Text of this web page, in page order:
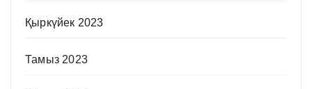
Қыркүйек 2023
Тамыз 2023